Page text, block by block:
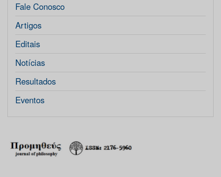
Fale Conosco
Artigos
Editais
Notícias
Resultados
Eventos